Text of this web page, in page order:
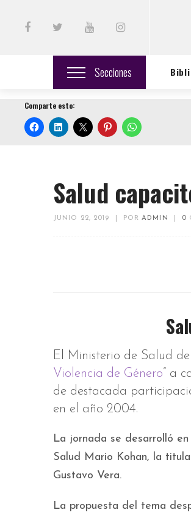
Secciones
Comparte esto:
Salud
JUNIO 22, 2019 PORADMIN 0
El Ministerio de Salud
Violencia de Género ” a
de destacada
en el año 2004.
La jornada se desarrolló
Salud Mario Kohan, la
Gustavo Vera.
La propuesta del tema